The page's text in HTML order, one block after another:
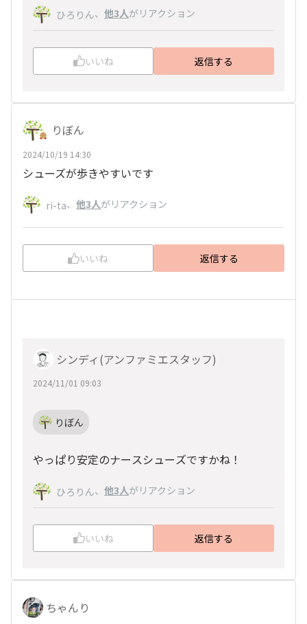
ひろりん、 他3人がリアクション
いいね 返信する
りぼん
2024/10/19 14:30
シューズが歩きやすいです
ri-ta、 他3人がリアクション
いいね 返信する
シンディ(アンファミエスタッフ)
2024/11/01 09:03
りぼん
やっぱり安定のナースシューズですかね！
ひろりん、 他3人がリアクション
いいね 返信する
ちゃんり